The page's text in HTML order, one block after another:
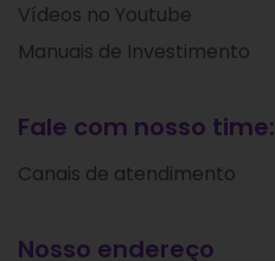
Vídeos no Youtube
Manuais de Investimento
Fale com nosso time:
Canais de atendimento
Nosso endereço